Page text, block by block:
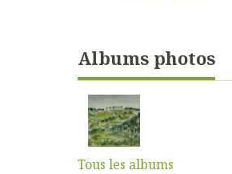
Albums photos
Tous les albums